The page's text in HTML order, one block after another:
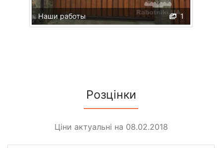
1
Наши работы
Розцінки
Ціни актуальні на 08.02.2018